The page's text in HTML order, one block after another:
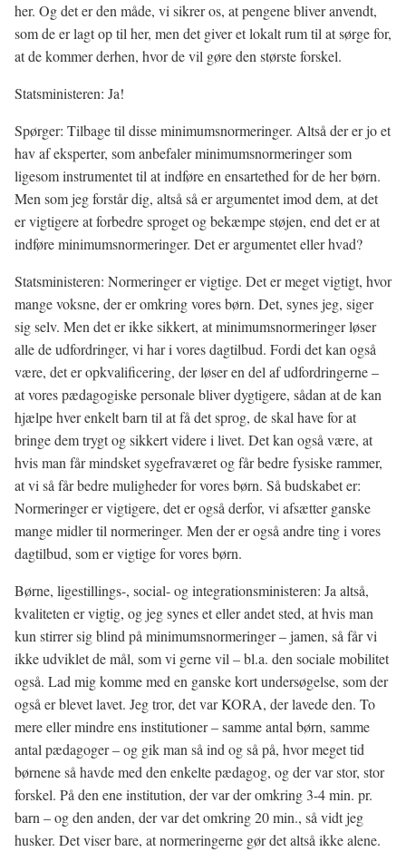
her. Og det er den måde, vi sikrer os, at pengene bliver anvendt,
som de er lagt op til her, men det giver et lokalt rum til at sørge for,
at de kommer derhen, hvor de vil gøre den største forskel.
Statsministeren: Ja!
Spørger: Tilbage til disse minimumsnormeringer. Altså der er jo et
hav af eksperter, som anbefaler minimumsnormeringer som
ligesom instrumentet til at indføre en ensartethed for de her børn.
Men som jeg forstår dig, altså så er argumentet imod dem, at det
er vigtigere at forbedre sproget og bekæmpe støjen, end det er at
indføre minimumsnormeringer. Det er argumentet eller hvad?
Statsministeren: Normeringer er vigtige. Det er meget vigtigt, hvor
mange voksne, der er omkring vores børn. Det, synes jeg, siger
sig selv. Men det er ikke sikkert, at minimumsnormeringer løser
alle de udfordringer, vi har i vores dagtilbud. Fordi det kan også
være, det er opkvalificering, der løser en del af udfordringerne –
at vores pædagogiske personale bliver dygtigere, sådan at de kan
hjælpe hver enkelt barn til at få det sprog, de skal have for at
bringe dem trygt og sikkert videre i livet. Det kan også være, at
hvis man får mindsket sygefraværet og får bedre fysiske rammer,
at vi så får bedre muligheder for vores børn. Så budskabet er:
Normeringer er vigtigere, det er også derfor, vi afsætter ganske
mange midler til normeringer. Men der er også andre ting i vores
dagtilbud, som er vigtige for vores børn.
Børne, ligestillings-, social- og integrationsministeren: Ja altså,
kvaliteten er vigtig, og jeg synes et eller andet sted, at hvis man
kun stirrer sig blind på minimumsnormeringer – jamen, så får vi
ikke udviklet de mål, som vi gerne vil – bl.a. den sociale mobilitet
også. Lad mig komme med en ganske kort undersøgelse, som der
også er blevet lavet. Jeg tror, det var KORA, der lavede den. To
mere eller mindre ens institutioner – samme antal børn, samme
antal pædagoger – og gik man så ind og så på, hvor meget tid
børnene så havde med den enkelte pædagog, og der var stor, stor
forskel. På den ene institution, der var der omkring 3-4 min. pr.
barn – og den anden, der var det omkring 20 min., så vidt jeg
husker. Det viser bare, at normeringerne gør det altså ikke alene.